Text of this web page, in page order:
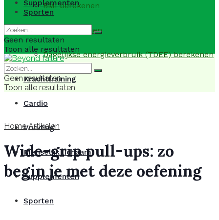
BMI berekenen
BMR berekenen
Dagelijkse energieverbruik (TDEE) berekenen
Krachttraining
Cardio
Voeding
Menselijk lichaam
Supplementen
Sporten
Supplementen
Sporten
Geen resultaten
Toon alle resultaten
Geen resultaten
Toon alle resultaten
Home Artikelen
Wide-grip pull-ups: zo
begin je met deze oefening